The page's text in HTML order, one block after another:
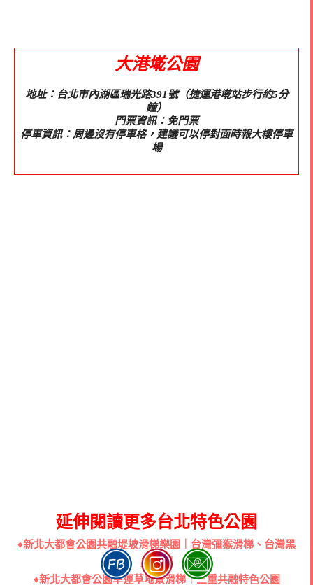
大港墘公園
地址：台北市內湖區瑞光路391號（捷運港墘站步行約5分
鐘）
門票資訊：免門票
停車資訊：周邊沒有停車格，建議可以停對面時報大樓停車
場
延伸閱讀更多台北特色公園
♦新北大都會公園共融堤坡滑梯樂園｜台灣彌猴滑梯、台灣黑
熊鞦韆
♦新北大都會公園幸運草地景滑梯｜三重共融特色公園